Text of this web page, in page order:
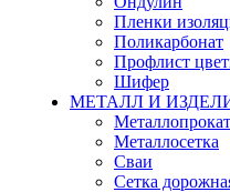
Пленки
Поликарбонат
Профлист
Шифер
МЕТАЛЛ И
Металлопрокат
Металлосетка
Сваи
Сетка